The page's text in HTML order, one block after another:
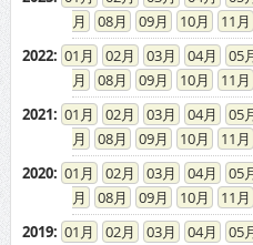
08
09 10 11
2022: 01 02 03 04 05
08
09 10 11
2021: 01 02 03 04 05
08
09 10 11
2020: 01 02 03 04 05
08
09 10 11
2019: 01 02 03 04 05